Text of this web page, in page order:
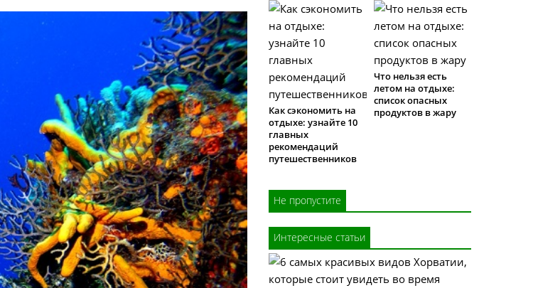
Как сэкономить на
отдыхе: узнайте 10
главных
рекомендаций
путешественников
Что нельзя есть
летом на отдыхе:
список опасных
продуктов в жару
Не пропустите
Интересные статьи